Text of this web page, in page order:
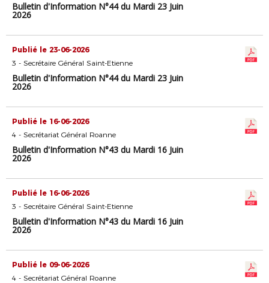
Bulletin d'Information N°44 du Mardi 23 Juin
2026
Publié le 23-06-2026
3 - Secrétaire Général Saint-Etienne
Bulletin d'Information N°44 du Mardi 23 Juin
2026
Publié le 16-06-2026
4 - Secrétariat Général Roanne
Bulletin d'Information N°43 du Mardi 16 Juin
2026
Publié le 16-06-2026
3 - Secrétaire Général Saint-Etienne
Bulletin d'Information N°43 du Mardi 16 Juin
2026
Publié le 09-06-2026
4 - Secrétariat Général Roanne